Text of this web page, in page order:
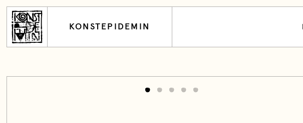
KONSTEPIDEMIN